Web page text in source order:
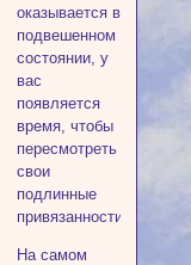
оказывается в
подвешенном
состоянии, у
вас
появляется
время, чтобы
пересмотреть
свои
подлинные
привязанности.
На самом